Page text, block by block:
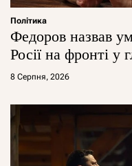
Політика
Федоров назвав
Росії на фронті у
8 Серпня, 2026